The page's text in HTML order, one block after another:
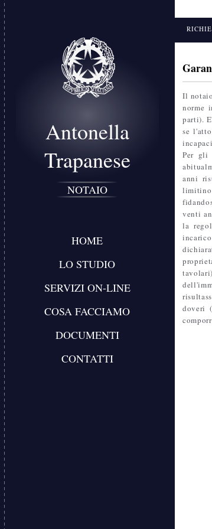
Antonella
Trapanese
NOTAIO
HOME
LO STUDIO
SERVIZI ON-LINE
COSA FACCIAMO
DOCUMENTI
CONTATTI
Il
norme
parti).
se
Per gli
anni
limitino
venti
la
doveri